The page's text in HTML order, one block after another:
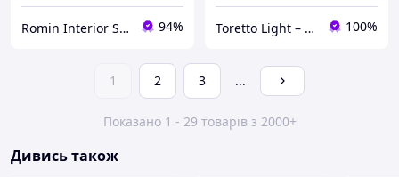
Romin Interior Store 94% Toretto Light – Освітлення та електротовари 100%
1 2 3 ...
Показано 1 - 29 товарів з 2000+
Дивись також